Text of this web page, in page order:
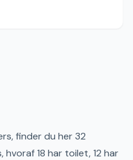
, finder du her32
, hvoraf 18 har toilet, 12 har